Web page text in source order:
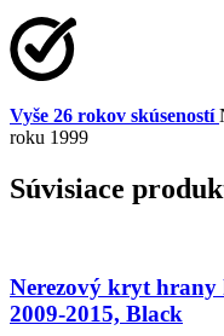
Vyše 26 rokov skúseností
roku 1999
Súvisiace
Nerezový kryt
2009-2015, Black